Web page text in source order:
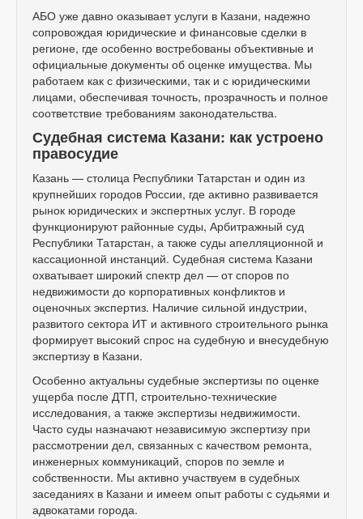
АБО уже давно оказывает услуги в Казани, надежно
сопровождая юридические и финансовые сделки в
регионе, где особенно востребованы объективные и
официальные документы об оценке имущества. Мы
работаем как с физическими, так и с юридическими
лицами, обеспечивая точность, прозрачность и полное
соответствие требованиям законодательства.
Судебная система Казани: как устроено
правосудие
Казань — столица Республики Татарстан и один из
крупнейших городов России, где активно развивается
рынок юридических и экспертных услуг. В городе
функционируют районные суды, Арбитражный суд
Республики Татарстан, а также суды апелляционной и
кассационной инстанций. Судебная система Казани
охватывает широкий спектр дел — от споров по
недвижимости до корпоративных конфликтов и
оценочных экспертиз. Наличие сильной индустрии,
развитого сектора ИТ и активного строительного рынка
формирует высокий спрос на судебную и внесудебную
экспертизу в Казани.
Особенно актуальны судебные экспертизы по оценке
ущерба после ДТП, строительно-технические
исследования, а также экспертизы недвижимости.
Часто суды назначают независимую экспертизу при
рассмотрении дел, связанных с качеством ремонта,
инженерных коммуникаций, споров по земле и
собственности. Мы активно участвуем в судебных
заседаниях в Казани и имеем опыт работы с судьями и
адвокатами города.